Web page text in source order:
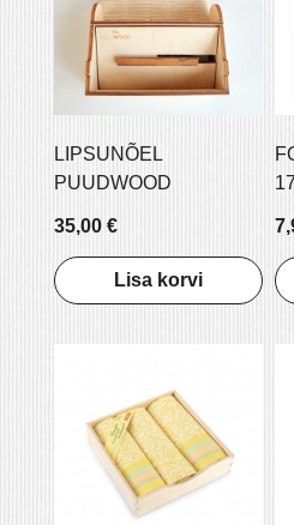
LIPSUNÕEL
PUUDWOOD
35,00 €
Lisa korvi